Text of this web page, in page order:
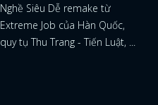
Nghề Siêu Dễ remake từ
Extreme Job của Hàn Quốc,
quy tụ Thu Trang - Tiến Luật, ...